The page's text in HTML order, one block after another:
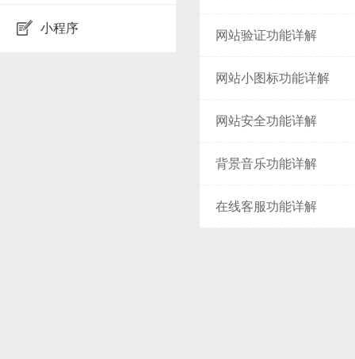
小程序
网站验证功能详解
网站小图标功能详解
网站安全功能详解
背景音乐功能详解
在线客服功能详解